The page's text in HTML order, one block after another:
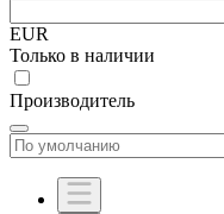
EUR
Только в наличии
Производитель